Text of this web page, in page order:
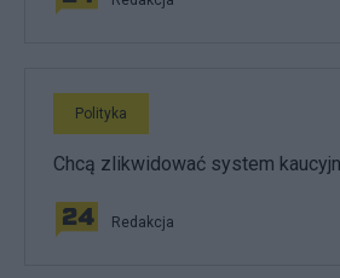
Polityka
Chcą zlikwidować system
Redakcja